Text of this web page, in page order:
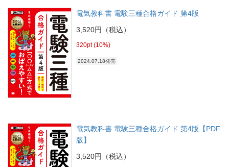
電気教科書 電験三種合格ガイド 第4版
3,520円（税込）
320pt (10%)
2024.07.18発売
電気教科書 電験三種合格ガイド 第4版【PDF
版】
3,520円（税込）